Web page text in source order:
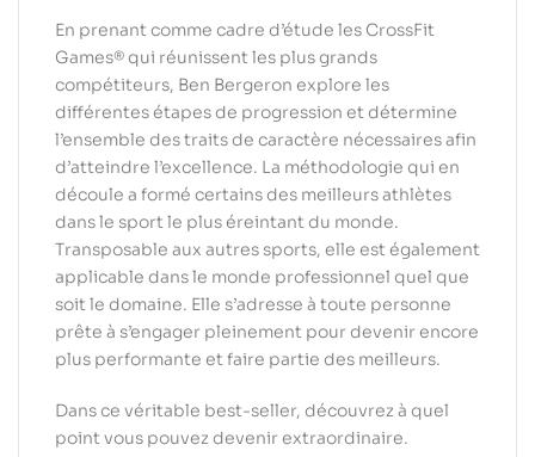
En prenant comme cadre d’étude les CrossFit
Games® qui réunissent les plus grands
compétiteurs, Ben Bergeron explore les
différentes étapes de progression et détermine
l’ensemble des traits de caractère nécessaires afin
d’atteindre l’excellence. La méthodologie qui en
découle a formé certains des meilleurs athlètes
dans le sport le plus éreintant du monde.
Transposable aux autres sports, elle est également
applicable dans le monde professionnel quel que
soit le domaine. Elle s’adresse à toute personne
prête à s’engager pleinement pour devenir encore
plus performante et faire partie des meilleurs.
Dans ce véritable best-seller, découvrez à quel
point vous pouvez devenir extraordinaire.